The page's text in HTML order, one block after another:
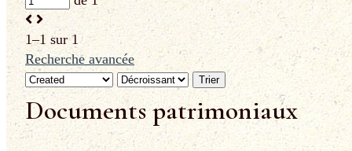
1–1 sur 1
Recherche avancée
Trier
Documents patrimoniaux